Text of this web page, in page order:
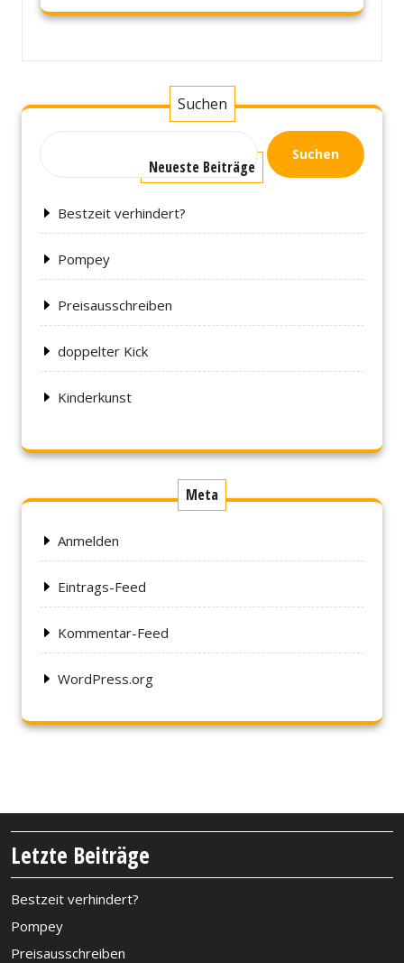
Suchen
Suchen
Neueste Beiträge
Bestzeit verhindert?
Pompey
Preisausschreiben
doppelter Kick
Kinderkunst
Meta
Anmelden
Eintrags-Feed
Kommentar-Feed
WordPress.org
Letzte Beiträge
Bestzeit verhindert?
Pompey
Preisausschreiben